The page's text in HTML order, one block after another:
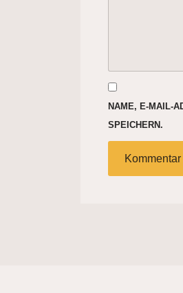
NAME, E-MAIL-
SPEICHERN.